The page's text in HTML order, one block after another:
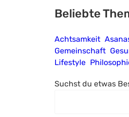
Beliebte
Achtsamkeit
Gemeinschaft
Lifestyle
Suchst du etwas